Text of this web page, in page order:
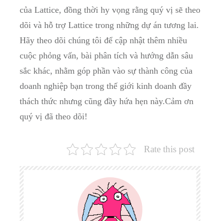
⁤của Lattice, ⁣đồng⁤ thời hy vọng rằng quý vị‍ sẽ theo
dõi ⁢và hỗ trợ‍ Lattice trong những dự án‍ tương lai.
Hãy ⁣theo‌ dõi chúng tôi để cập nhật thêm nhiều
cuộc ⁣phỏng vấn, bài ⁣phân tích‌ và hướng dẫn‌ sâu
sắc khác, nhằm góp phần vào sự​ thành công của
doanh nghiệp bạn trong ​thế giới kinh doanh đầy⁣
thách thức ​nhưng⁢ cũng đầy hứa hẹn này.Cảm ơn
quý vị đã theo ‍dõi!
Rate this post